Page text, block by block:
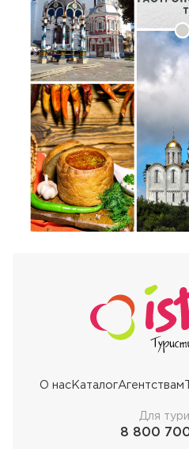
О насКаталогАгентствам
Для
8 800